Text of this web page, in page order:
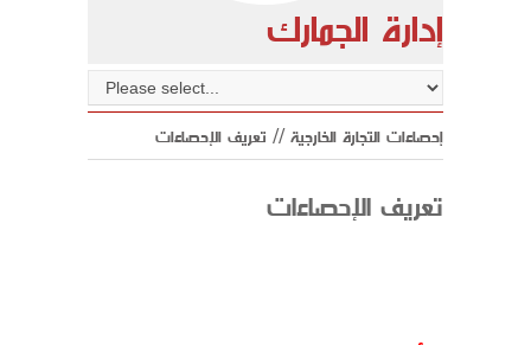
إدارة الجمارك
إحصاءات التجارة الخارجية // تعريف الإحصاءات
تعريف الإحصاءات